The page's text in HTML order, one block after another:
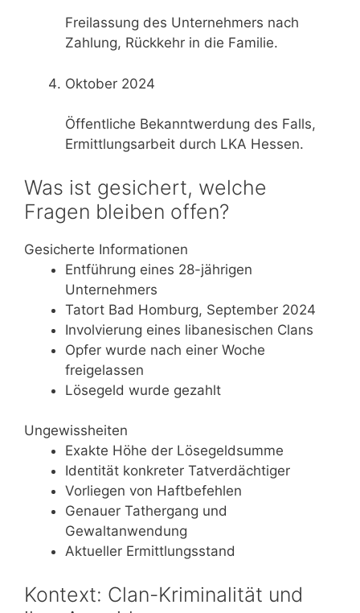
Freilassung des Unternehmers nach
Zahlung, Rückkehr in die Familie.
Oktober 2024
Öffentliche Bekanntwerdung des Falls,
Ermittlungsarbeit durch LKA Hessen.
Was ist gesichert, welche
Fragen bleiben offen?
Gesicherte Informationen
Entführung eines 28-jährigen
Unternehmers
Tatort Bad Homburg, September 2024
Involvierung eines libanesischen Clans
Opfer wurde nach einer Woche
freigelassen
Lösegeld wurde gezahlt
Ungewissheiten
Exakte Höhe der Lösegeldsumme
Identität konkreter Tatverdächtiger
Vorliegen von Haftbefehlen
Genauer Tathergang und
Gewaltanwendung
Aktueller Ermittlungsstand
Kontext: Clan-Kriminalität und